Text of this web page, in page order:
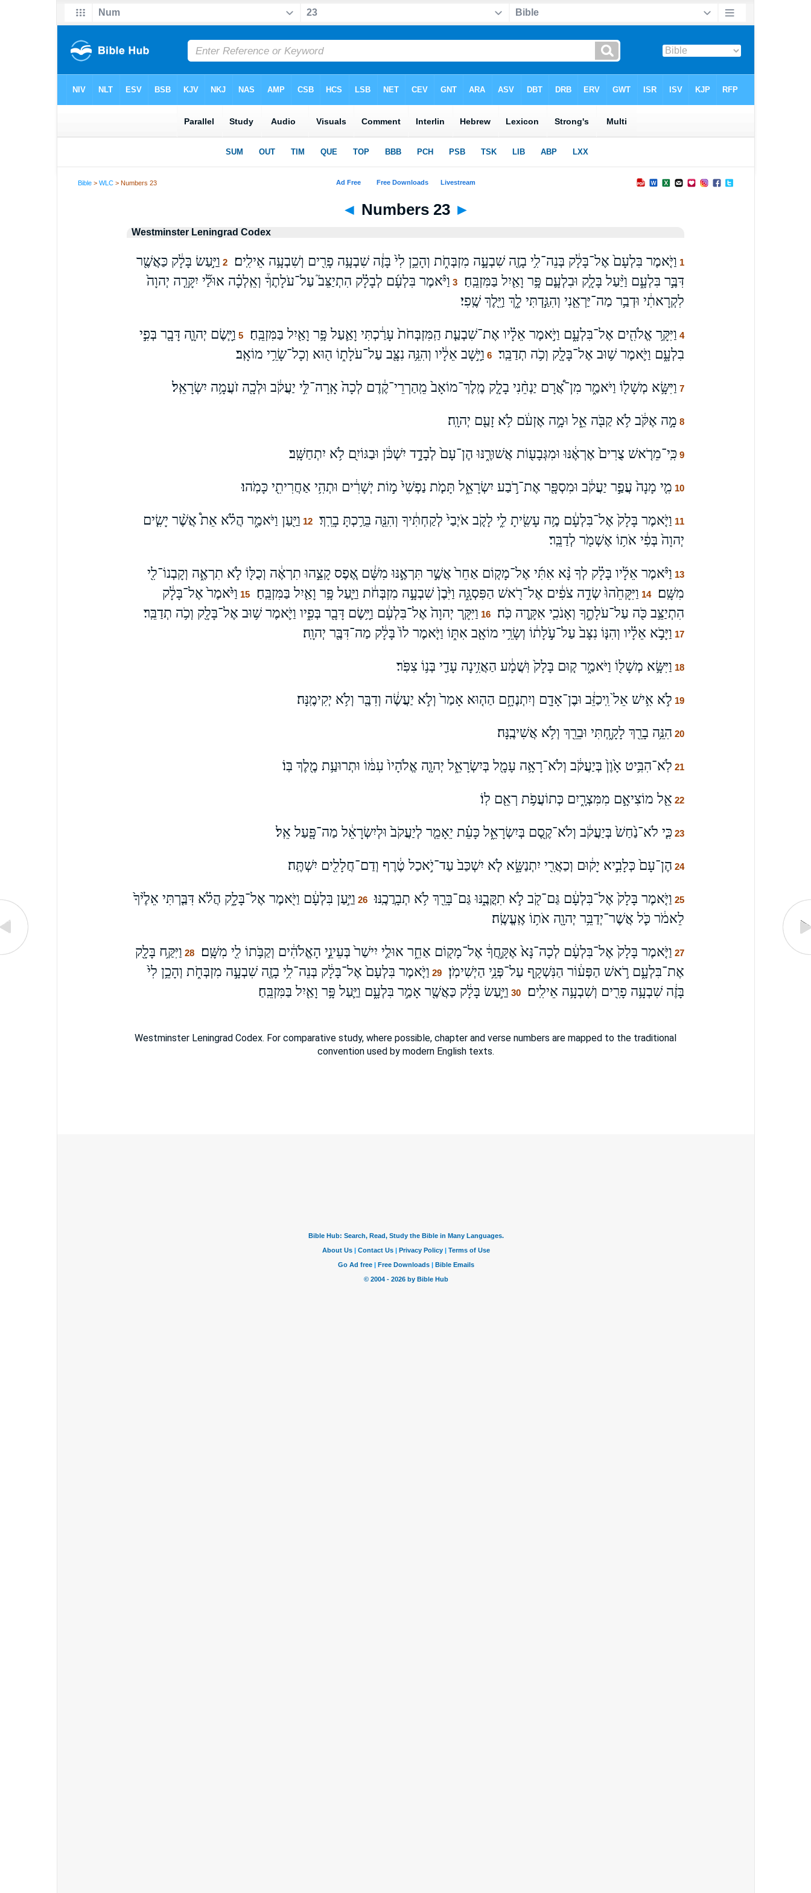
Bible >WLC > Numbers 23
◄ Numbers 23 ►
Westminster Leningrad Codex
1 וַיֹּ֤אמֶר בִּלְעָם֙ אֶל־בָּלָ֔ק בְּנֵה־לִ֥י בָזֶ֖ה שִׁבְעָ֣ה מִזְבְּחֹ֑ת וְהָכֵ֥ן לִי֙ בָּזֶ֔ה שִׁבְעָ֥ה פָרִ֖ים וְשִׁבְעָ֥ה אֵילִֽים׃ 2 וַיַּ֣עַשׂ בָּלָ֔ק כַּאֲשֶׁ֖ר
דִּבֶּ֣ר בִּלְעָ֑ם וַיַּ֨עַל בָּלָ֧ק וּבִלְעָ֛ם פָּ֥ר וָאַ֖יִל בַּמִּזְבֵּֽחַ׃
3 וַיֹּ֨אמֶר בִּלְעָ֜ם לְבָלָ֗ק הִתְיַצֵּב֮ עַל־עֹלָתֶךָ֒ וְאֵֽלְכָ֗ה אוּלַ֞י יִקָּרֵ֤ה יְהוָה֙
לִקְרָאתִ֔י וּדְבַ֥ר מַה־יַּרְאֵ֖נִי וְהִגַּ֣דְתִּי לָ֑ךְ וַיֵּ֖לֶךְ שֶֽׁפִי׃
4 וַיִּקָּ֥ר אֱלֹהִ֖ים אֶל־בִּלְעָ֑ם וַיֹּ֣אמֶר אֵלָ֗יו אֶת־שִׁבְעַ֤ת הַֽמִּזְבְּחֹת֙ עָרַ֔כְתִּי וָאַ֛עַל פָּ֥ר וָאַ֖יִל בַּמִּזְבֵּֽחַ׃ 5 וַיָּ֧שֶׂם יְהוָ֛ה דָּבָ֖ר בְּפִ֣י
בִלְעָ֑ם וַיֹּ֛אמֶר שׁ֥וּב אֶל־בָּלָ֖ק וְכֹ֥ה תְדַבֵּֽר׃
6 וַיָּ֣שָׁב אֵלָ֔יו וְהִנֵּ֥ה נִצָּ֖ב עַל־עֹלָת֑וֹ ה֖וּא וְכָל־שָׂרֵ֥י מוֹאָֽב׃
7 וַיִּשָּׂ֥א מְשָׁל֖וֹ וַיֹּאמַ֑ר מִן־אֲ֠רָם יַנְחֵ֨נִי בָלָ֤ק מֶֽלֶךְ־מוֹאָב֙ מֵֽהַרְרֵי־קֶ֔דֶם לְכָה֙ אָֽרָה־לִּ֣י יַעֲקֹ֔ב וּלְכָ֖ה זֹעֲמָ֥ה יִשְׂרָאֵֽל׃
8 מָ֣ה אֶקֹּ֔ב לֹ֥א קַבֹּ֖ה אֵ֑ל וּמָ֣ה אֶזְעֹ֔ם לֹ֥א זָעַ֖ם יְהוָֽה׃
9 כִּֽי־מֵרֹ֤אשׁ צֻרִים֙ אֶרְאֶ֔נּוּ וּמִגְּבָע֖וֹת אֲשׁוּרֶ֑נּוּ הֶן־עָם֙ לְבָדָ֣ד יִשְׁכֹּ֔ן וּבַגּוֹיִ֖ם לֹ֥א יִתְחַשָּֽׁב׃
10 מִ֤י מָנָה֙ עֲפַ֣ר יַעֲקֹ֔ב וּמִסְפָּ֖ר אֶת־רֹ֣בַע יִשְׂרָאֵ֑ל תָּמֹ֤ת נַפְשִׁי֙ מ֣וֹת יְשָׁרִ֔ים וּתְהִ֥י אַחֲרִיתִ֖י כָּמֹֽהוּ׃
11 וַיֹּ֤אמֶר בָּלָק֙ אֶל־בִּלְעָ֔ם מֶ֥ה עָשִׂ֖יתָ לִ֑י לָקֹ֤ב אֹיְבַי֙ לְקַחְתִּ֔יךָ וְהִנֵּ֖ה בֵּרַ֥כְתָּ בָרֵֽךְ׃ 12 וַיַּ֖עַן וַיֹּאמַ֑ר הֲלֹ֗א אֵת֩ אֲשֶׁ֨ר יָשִׂ֤ים
יְהוָה֙ בְּפִ֔י אֹת֥וֹ אֶשְׁמֹ֖ר לְדַבֵּֽר׃
13 וַיֹּ֨אמֶר אֵלָ֜יו בָּלָ֗ק לְךָ נָּ֨א אִתִּ֜י אֶל־מָק֤וֹם אַחֵר֙ אֲשֶׁ֣ר תִּרְאֶ֣נּוּ מִשָּׁ֔ם אֶ֚פֶס קָצֵ֣הוּ תִרְאֶ֔ה וְכֻלּ֖וֹ לֹ֣א תִרְאֶ֑ה וְקָבְנוֹ־לִ֖י
מִשָּֽׁם׃
14 וַיִּקָּחֵ֙הוּ֙ שְׂדֵ֣ה צֹפִ֔ים אֶל־רֹ֖אשׁ הַפִּסְגָּ֑ה וַיִּ֙בֶן֙ שִׁבְעָ֣ה מִזְבְּחֹ֔ת וַיַּ֛עַל פָּ֥ר וָאַ֖יִל בַּמִּזְבֵּֽחַ׃ 15 וַיֹּ֙אמֶר֙ אֶל־בָּלָ֔ק
הִתְיַצֵּ֥ב כֹּ֖ה עַל־עֹלָתֶ֑ךָ וְאָנֹכִ֖י אִקָּ֥רֶה כֹּֽה׃
16 וַיִּקָּ֤ר יְהוָה֙ אֶל־בִּלְעָ֔ם וַיָּ֥שֶׂם דָּבָ֖ר בְּפִ֑יו וַיֹּ֛אמֶר שׁ֥וּב אֶל־בָּלָ֖ק וְכֹ֥ה תְדַבֵּֽר׃
17 וַיָּבֹ֣א אֵלָ֗יו וְהִנּ֤וֹ נִצָּב֙ עַל־עֹ֣לָת֔וֹ וְשָׂרֵ֥י מוֹאָ֖ב אִתּ֑וֹ וַיֹּ֤אמֶר לוֹ֙ בָּלָ֔ק מַה־דִּבֶּ֖ר יְהוָֽה׃
18 וַיִּשָּׂ֥א מְשָׁל֖וֹ וַיֹּאמַ֑ר ק֤וּם בָּלָק֙ וּֽשֲׁמָ֔ע הַאֲזִ֥ינָה עָדַ֖י בְּנ֥וֹ צִפֹּֽר׃
19 לֹ֣א אִ֥ישׁ אֵל֙ וִֽיכַזֵּ֔ב וּבֶן־אָדָ֖ם וְיִתְנֶחָ֑ם הַה֤וּא אָמַר֙ וְלֹ֣א יַעֲשֶׂ֔ה וְדִבֶּ֖ר וְלֹ֥א יְקִימֶֽנָּה׃
20 הִנֵּ֥ה בָרֵ֖ךְ לָקָ֑חְתִּי וּבֵרֵ֖ךְ וְלֹ֥א אֲשִׁיבֶֽנָּה׃
21 לֹֽא־הִבִּ֥יט אָ֙וֶן֙ בְּיַעֲקֹ֔ב וְלֹא־רָאָ֥ה עָמָ֖ל בְּיִשְׂרָאֵ֑ל יְהוָ֤ה אֱלֹהָיו֙ עִמּ֔וֹ וּתְרוּעַ֥ת מֶ֖לֶךְ בּֽוֹ׃
22 אֵ֖ל מוֹצִיאָ֣ם מִמִּצְרָ֑יִם כְּתוֹעֲפֹ֥ת רְאֵ֖ם לֽוֹ׃
23 כִּ֤י לֹא־נַ֙חַשׁ֙ בְּיַעֲקֹ֔ב וְלֹא־קֶ֖סֶם בְּיִשְׂרָאֵ֑ל כָּעֵ֗ת יֵאָמֵ֤ר לְיַעֲקֹב֙ וּלְיִשְׂרָאֵ֔ל מַה־פָּ֖עַל אֵֽל׃
24 הֶן־עָם֙ כְּלָבִ֣יא יָק֔וּם וְכַאֲרִ֖י יִתְנַשָּׂ֑א לֹ֤א יִשְׁכַּב֙ עַד־יֹ֣אכַל טֶ֔רֶף וְדַם־חֲלָלִ֖ים יִשְׁתֶּֽה׃
25 וַיֹּ֤אמֶר בָּלָק֙ אֶל־בִּלְעָ֔ם גַּם־קֹ֖ב לֹ֣א תִקֳּבֶ֑נּוּ גַּם־בָּרֵ֖ךְ לֹ֥א תְבָרֲכֶֽנּוּ׃ 26 וַיַּ֣עַן בִּלְעָ֔ם וַיֹּ֖אמֶר אֶל־בָּלָ֑ק הֲלֹ֗א דִּבַּ֤רְתִּי אֵלֶ֙יךָ֙
לֵאמֹ֔ר כֹּ֛ל אֲשֶׁר־יְדַבֵּ֥ר יְהוָ֖ה אֹת֥וֹ אֶֽעֱשֶֽׂה׃
27 וַיֹּ֤אמֶר בָּלָק֙ אֶל־בִּלְעָ֔ם לְכָה־נָּא֙ אֶקָּ֣חֲךָ֔ אֶל־מָק֖וֹם אַחֵ֑ר אוּלַ֤י יִישַׁר֙ בְּעֵינֵ֣י הָאֱלֹהִ֔ים וְקַבֹּ֥תוֹ לִ֖י מִשָּֽׁם׃ 28 וַיִּקַּ֥ח בָּלָ֖ק
אֶת־בִּלְעָ֑ם רֹ֣אשׁ הַפְּע֔וֹר הַנִּשְׁקָ֖ף עַל־פְּנֵ֥י הַיְשִׁימֹֽן׃
29 וַיֹּ֤אמֶר בִּלְעָם֙ אֶל־בָּלָ֔ק בְּנֵה־לִ֥י בָזֶ֖ה שִׁבְעָ֣ה מִזְבְּחֹ֑ת וְהָכֵ֥ן לִי֙
בָּזֶ֔ה שִׁבְעָ֥ה פָרִ֖ים וְשִׁבְעָ֥ה אֵילִֽים׃
30 וַיַּ֣עַשׂ בָּלָ֔ק כַּאֲשֶׁ֖ר אָמַ֣ר בִּלְעָ֑ם וַיַּ֛עַל פָּ֥ר וָאַ֖יִל בַּמִּזְבֵּֽחַ׃
Westminster Leningrad Codex. For comparative study, where possible, chapter and verse numbers are mapped to the traditional
convention used by modern English texts.